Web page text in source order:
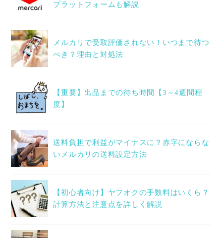
プラットフォームも解説
メルカリで受取評価されない！いつまで待つ
べき？理由と対処法
【重要】出品までの待ち時間【3～4週間程
度】
送料負担で利益がマイナスに？赤字にならな
いメルカリの送料設定方法
【初心者向け】ヤフオクの手数料はいくら？
計算方法と注意点を詳しく解説